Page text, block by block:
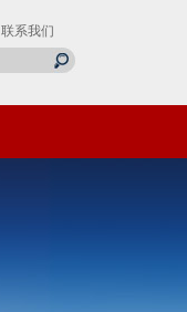
联系我们